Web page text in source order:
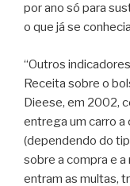
por ano só para
o que já se
“Outros
Receita sobre o
Dieese, em 2002,
entrega um carro a
(dependendo do
sobre a compra e
entram as multas,